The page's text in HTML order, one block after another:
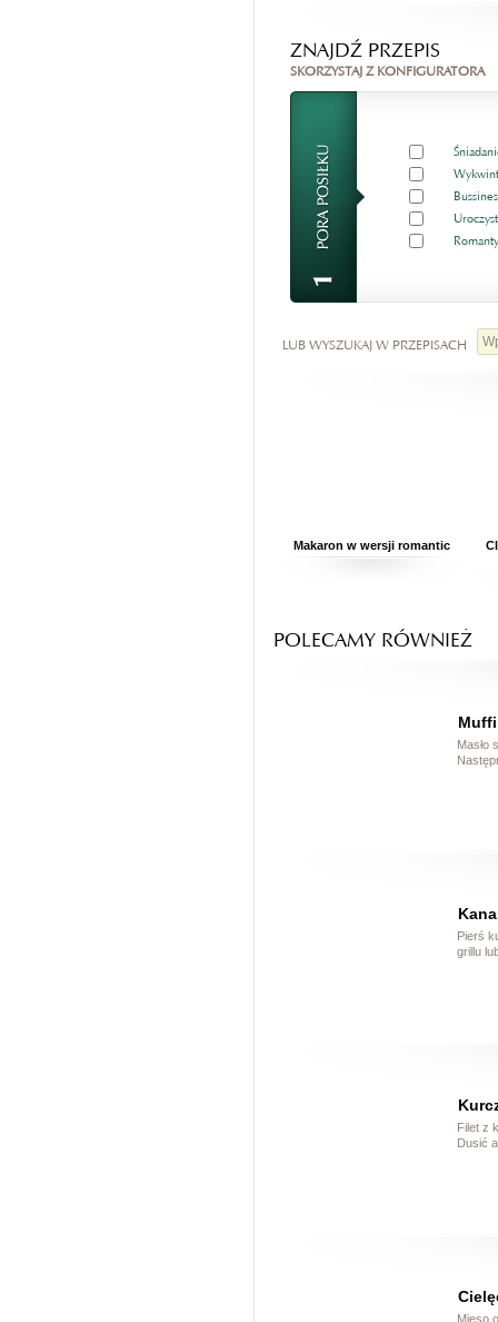
ZNAJDŹ PRZEPIS
SKORZYSTAJ Z KONFIGURATORA
LUB WYSZUKAJ W PRZEPISACH
Makaron w wersji romantic
POLECAMY RÓWNIEŻ
Masło
Pierś
grillu
Filet z
Dusić
Mięso